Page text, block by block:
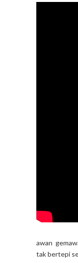
awan
tak bertepi